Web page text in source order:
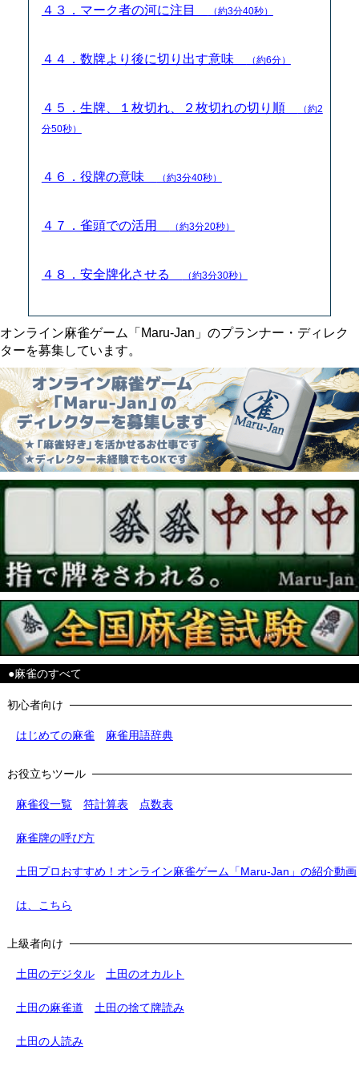
４３．マーク者の河に注目 （約3分40秒）
４４．数牌より後に切り出す意味 （約6分）
４５．生牌、１枚切れ、２枚切れの切り順
（約2
分50秒）
４６．役牌の意味 （約3分40秒）
４７．雀頭での活用 （約3分20秒）
４８．安全牌化させる （約3分30秒）
オンライン麻雀ゲーム「Maru-Jan」のプランナー・ディレク
ターを募集しています。
●麻雀のすべて
初心者向け
はじめての麻雀 麻雀用語辞典
お役立ちツール
麻雀役一覧 符計算表 点数表
麻雀牌の呼び方
土田プロおすすめ！オンライン麻雀ゲーム「Maru-Jan」の紹介動画
は、こちら
上級者向け
土田のデジタル 土田のオカルト
土田の麻雀道 土田の捨て牌読み
土田の人読み